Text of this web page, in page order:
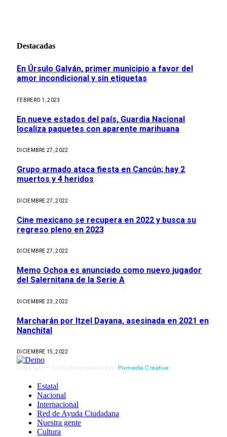
Destacadas
En Úrsulo Galván, primer municipio a favor del
amor incondicional y sin etiquetas
FEBRERO 1, 2023
En nueve estados del país, Guardia Nacional
localiza paquetes con aparente marihuana
DICIEMBRE 27, 2022
Grupo armado ataca fiesta en Cancún; hay 2
muertos y 4 heridos
DICIEMBRE 27, 2022
Cine mexicano se recupera en 2022 y busca su
regreso pleno en 2023
DICIEMBRE 27, 2022
Memo Ochoa es anunciado como nuevo jugador
del Salernitana de la Serie A
DICIEMBRE 23, 2022
Marcharán por Itzel Dayana, asesinada en 2021 en
Nanchital
DICIEMBRE 15, 2022
Estatal
Nacional
Internacional
Red de Ayuda Ciudadana
Nuestra gente
Cultura